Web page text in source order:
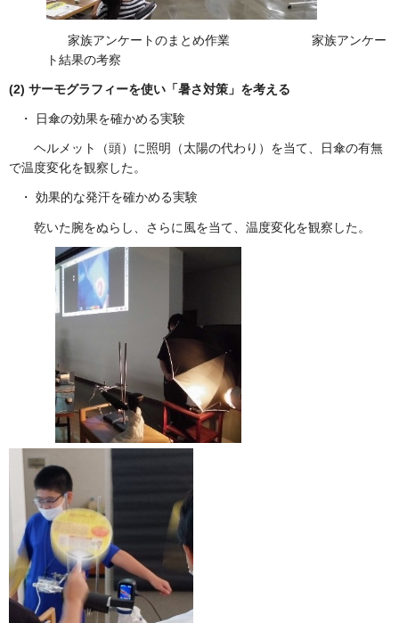
家族アンケートのまとめ作業 家族アンケー
ト結果の考察
(2) サーモグラフィーを使い「暑さ対策」を考える
・ 日傘の効果を確かめる実験
ヘルメット（頭）に照明（太陽の代わり）を当て、日傘の有無
で温度変化を観察した。
・ 効果的な発汗を確かめる実験
乾いた腕をぬらし、さらに風を当て、温度変化を観察した。